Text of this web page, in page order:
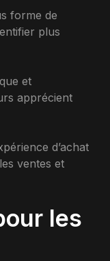
forme de
plus
et
apprécient
d’achat
ventes et
les